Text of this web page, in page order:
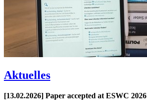
Aktuelles
[13.02.2026] Paper accepted at ESWC 2026